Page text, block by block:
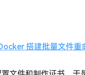
搭建批量文件重